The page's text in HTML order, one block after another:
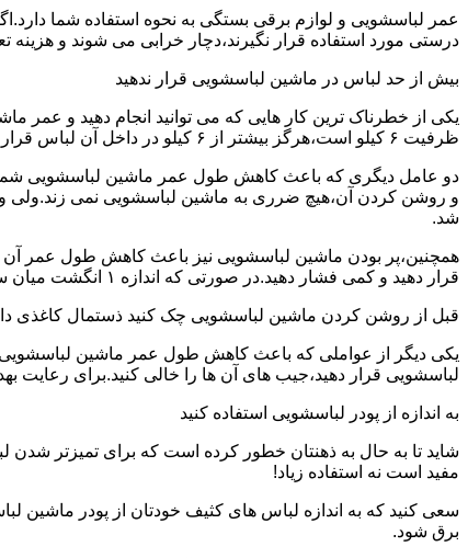
عمر لباسشویی و لوازم برقی بستگی به نحوه استفاده شما
درستی مورد استفاده قرار نگیرند،دچار خرابی می شوند و هزینه تعمیر زیادی را برای شما ایجاد می
بیش از حد لباس در ماشین لباسشویی قرار ندهید
یکی از خطرناک ترین کار هایی که می توانید انجام دهید و
ظرفیت ۶ کیلو است،هرگز بیشتر از ۶ کیلو در داخل آن لباس قرار ندهید.این کار باعث می شود که عمر ماشین لباسشویی شما به شدت افزایش پیدا کند.
دو عامل دیگری که باعث کاهش طول عمر ماشین لباسشویی شما
و روشن کردن آن،هیچ ضرری به ماشین لباسشویی نمی
شد.
همچنین،پر بودن ماشین لباسشویی نیز باعث کاهش طول عمر آن
قرار دهید و کمی فشار دهید.در صورتی که اندازه ۱ انگشت میان سقف ماشین لباسشویی و لباس ها وجود داشت،دیگر نباید ماشین لباسشویی را پر کنید.
قبل از روشن کردن ماشین لباسشویی چک کنید ذستمال کاغذی
یکی دیگر از عواملی که باعث کاهش طول عمر ماشین لباسشویی
لباسشویی قرار دهید،جیب های آن ها را خالی کنید.برای رعایت
به اندازه از پودر لباسشویی استفاده کنید
شاید تا به حال به ذهنتان خطور کرده است که برای تمیزتر شدن
مفید است نه استفاده زیاد!
سعی کنید که به اندازه لباس های کثیف خودتان از پودر ماشین
برق شود.